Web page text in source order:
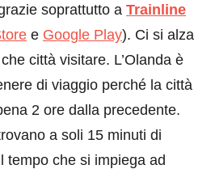
soprattutto a Trainline
e Google Play). Ci si alza
città visitare. L’Olanda è
di viaggio perché la città
2 ore dalla precedente.
a soli 15 minuti di
tempo che si impiega ad